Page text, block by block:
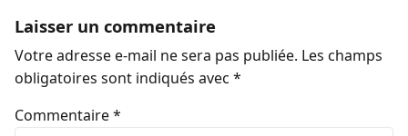
Laisser un commentaire
Votre adresse e-mail ne sera pas publiée. Les champs
obligatoires sont indiqués avec *
Commentaire*